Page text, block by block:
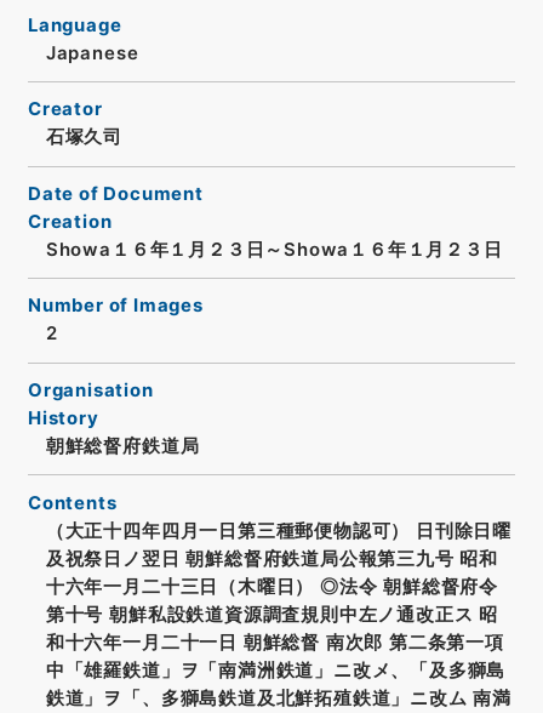
Language
Japanese
Creator
石塚久司
Date of Document
Creation
Showa１６年１月２３日～Showa１６年１月２３日
Number of Images
2
Organisation
History
朝鮮総督府鉄道局
Contents
（大正十四年四月一日第三種郵便物認可） 日刊除日曜
及祝祭日ノ翌日 朝鮮総督府鉄道局公報第三九号 昭和
十六年一月二十三日（木曜日） ◎法令 朝鮮総督府令
第十号 朝鮮私設鉄道資源調査規則中左ノ通改正ス 昭
和十六年一月二十一日 朝鮮総督 南次郎 第二条第一項
中「雄羅鉄道」ヲ「南満洲鉄道」ニ改メ、「及多獅島
鉄道」ヲ「、多獅島鉄道及北鮮拓殖鉄道」ニ改ム 南満